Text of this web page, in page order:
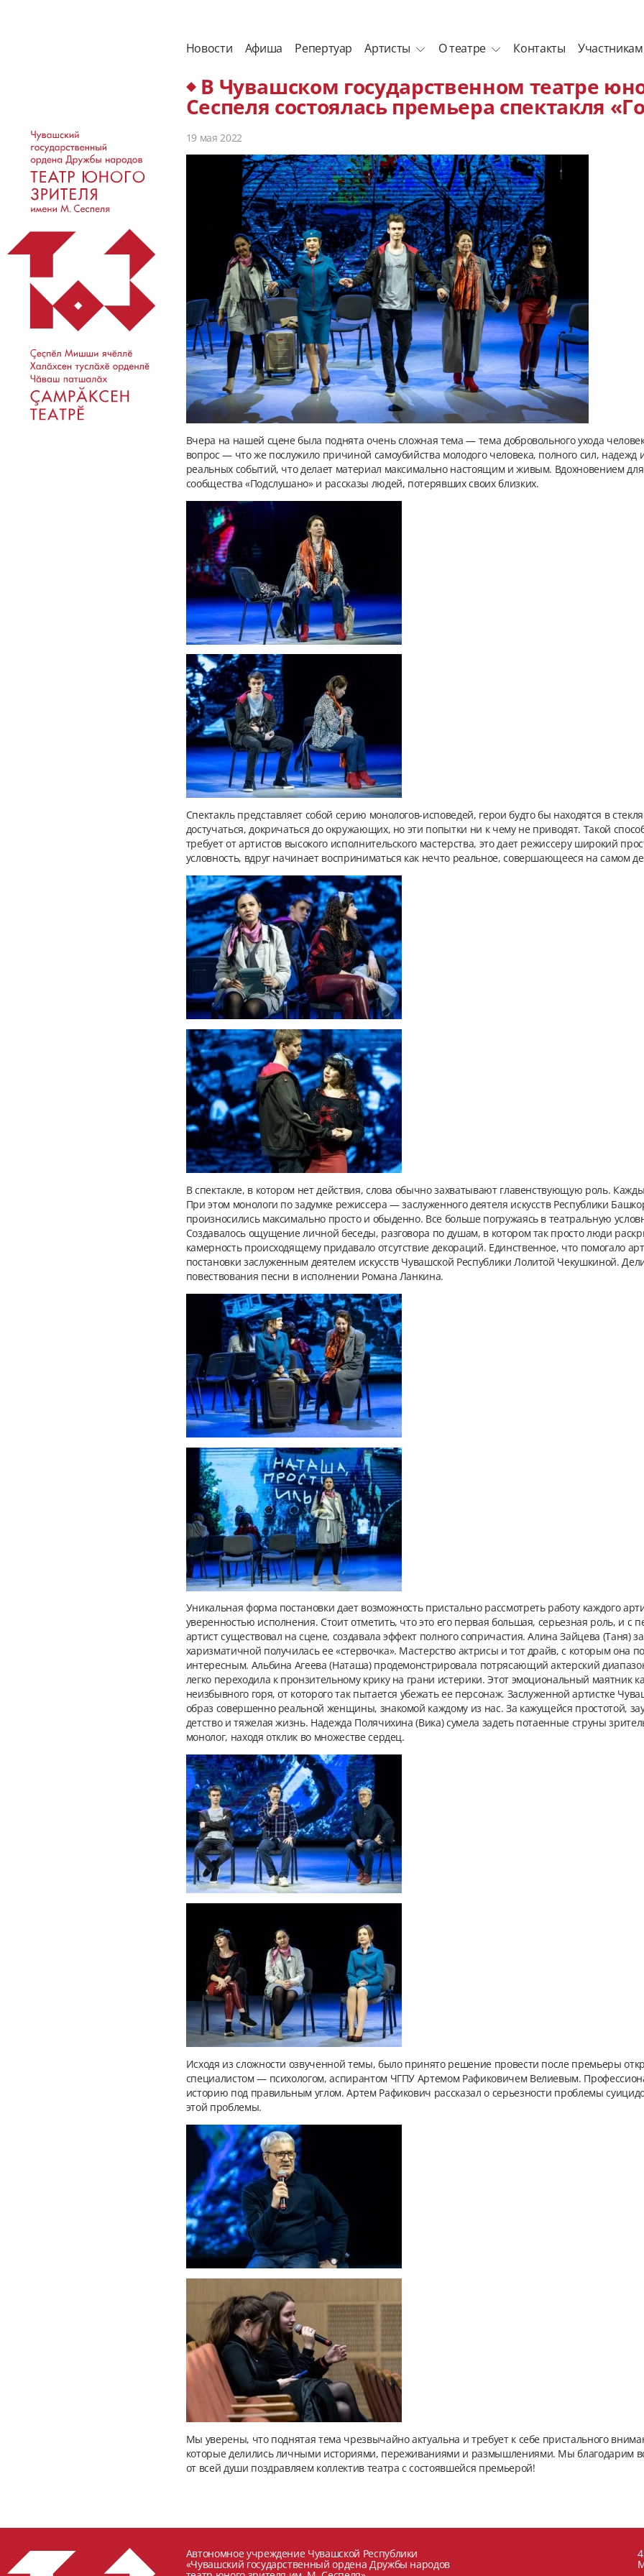
Новости Афиша Репертуар Артисты О театре Контакты
В Чувашском государственном театре
Сеспеля состоялась премьера спектакля
19 мая 2022
Вчера на нашей сцене была поднята очень сложная тема — тема добровольного ухода
вопрос — что же послужило причиной самоубийства молодого человека, полного сил,
реальных событий, что делает материал максимально настоящим и живым. Вдохновением
сообщества «Подслушано» и рассказы людей, потерявших своих близких.
Спектакль представляет собой серию монологов-исповедей, герои будто бы находятся в
достучаться, докричаться до окружающих, но эти попытки ни к чему не приводят. Такой
требует от артистов высокого исполнительского мастерства, это дает режиссеру широкий
условность, вдруг начинает восприниматься как нечто реальное, совершающееся на самом
В спектакле, в котором нет действия, слова обычно захватывают главенствующую роль.
При этом монологи по задумке режиссера — заслуженного деятеля искусств Республики
произносились максимально просто и обыденно. Все больше погружаясь в театральную
Создавалось ощущение личной беседы, разговора по душам, в котором так просто люди
камерность происходящему придавало отсутствие декораций. Единственное, что помогало
постановки заслуженным деятелем искусств Чувашской Республики Лолитой Чекушкиной.
повествования песни в исполнении Романа Ланкина.
Уникальная форма постановки дает возможность пристально рассмотреть работу каждого
уверенностью исполнения. Стоит отметить, что это его первая большая, серьезная роль, и с
артист существовал на сцене, создавала эффект полного сопричастия. Алина Зайцева (Таня)
харизматичной получилась ее «стервочка». Мастерство актрисы и тот драйв, с которым она
интересным. Альбина Агеева (Наташа) продемонстрировала потрясающий актерский
легко переходила к пронзительному крику на грани истерики. Этот эмоциональный
неизбывного горя, от которого так пытается убежать ее персонаж. Заслуженной артистке
образ совершенно реальной женщины, знакомой каждому из нас. За кажущейся простотой,
детство и тяжелая жизнь. Надежда Полячихина (Вика) сумела задеть потаенные струны
монолог, находя отклик во множестве сердец.
Исходя из сложности озвученной темы, было принято решение провести после премьеры
специалистом — психологом, аспирантом ЧГПУ Артемом Рафиковичем Велиевым.
историю под правильным углом. Артем Рафикович рассказал о серьезности проблемы
этой проблемы.
Мы уверены, что поднятая тема чрезвычайно актуальна и требует к себе пристального
которые делились личными историями, переживаниями и размышлениями. Мы благодарим
от всей души поздравляем коллектив театра с состоявшейся премьерой!
Автономное учреждение Чувашской Республики
«Чувашский государственный ордена Дружбы народов